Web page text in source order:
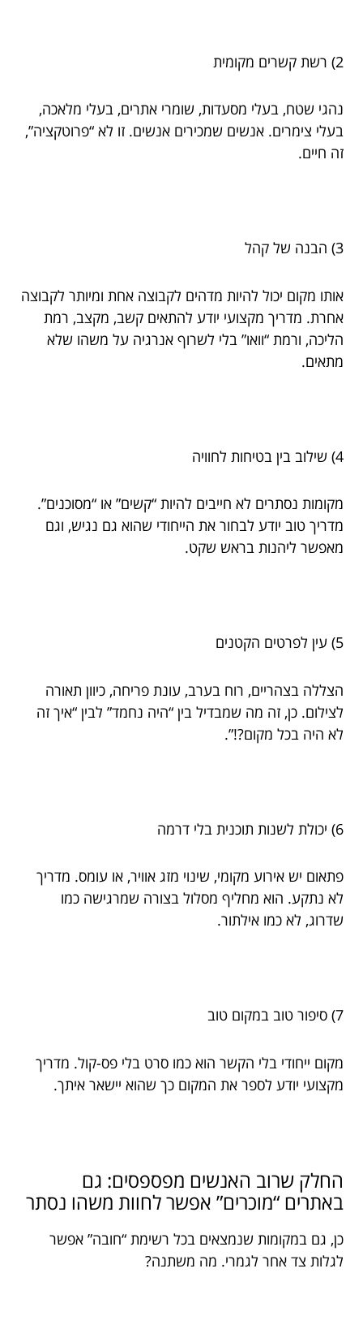
2) רשת קשרים מקומית
נהגי שטח, בעלי מסעדות, שומרי אתרים, בעלי מלאכה,
בעלי צימרים. אנשים שמכירים אנשים. זו לא “פרוטקציה”,
זה חיים.
3) הבנה של קהל
אותו מקום יכול להיות מדהים לקבוצה אחת ומיותר לקבוצה
אחרת. מדריך מקצועי יודע להתאים קשב, מקצב, רמת
הליכה, ורמת “וואו” בלי לשרוף אנרגיה על משהו שלא
מתאים.
4) שילוב בין בטיחות לחוויה
מקומות נסתרים לא חייבים להיות “קשים” או “מסוכנים”.
מדריך טוב יודע לבחור את הייחודי שהוא גם נגיש, וגם
מאפשר ליהנות בראש שקט.
5) עין לפרטים הקטנים
הצללה בצהריים, רוח בערב, עונת פריחה, כיוון תאורה
לצילום. כן, זה מה שמבדיל בין “היה נחמד” לבין “איך זה
לא היה בכל מקום?!”.
6) יכולת לשנות תוכנית בלי דרמה
פתאום יש אירוע מקומי, שינוי מזג אוויר, או עומס. מדריך
לא נתקע. הוא מחליף מסלול בצורה שמרגישה כמו
שדרוג, לא כמו אילתור.
7) סיפור טוב במקום טוב
מקום ייחודי בלי הקשר הוא כמו סרט בלי פס-קול. מדריך
מקצועי יודע לספר את המקום כך שהוא יישאר איתך.
החלק שרוב האנשים מפספסים: גם
באתרים “מוכרים” אפשר לחוות משהו נסתר
כן, גם במקומות שנמצאים בכל רשימת “חובה” אפשר
לגלות צד אחר לגמרי. מה משתנה?